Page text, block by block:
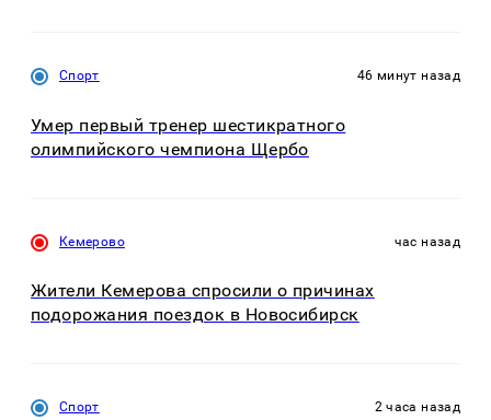
Спорт 46 минут назад
Умер первый тренер шестикратного
олимпийского чемпиона Щербо
Кемерово час назад
Жители Кемерова спросили о причинах
подорожания поездок в Новосибирск
Спорт 2 часа назад